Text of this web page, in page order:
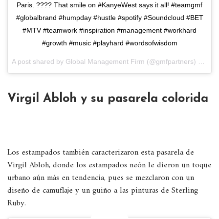
Paris. ???? That smile on #KanyeWest says it all! #teamgmf
#globalbrand #humpday #hustle #spotify #Soundcloud #BET
#MTV #teamwork #inspiration #management #workhard
#growth #music #playhard #wordsofwisdom
A post shared by Global Management Firm (@gmfpartners) on
Virgil Abloh y su pasarela colorida
Los estampados también caracterizaron esta pasarela de
Virgil Abloh, donde los estampados neón le dieron un toque
urbano aún más en tendencia, pues se mezclaron con un
diseño de camuflaje y un guiño a las pinturas de Sterling
Ruby.